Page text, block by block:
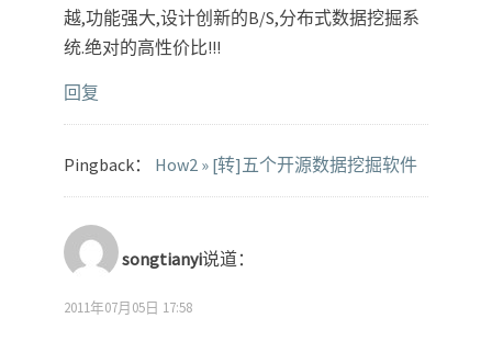
越,功能强大,设计创新的B/S,分布式数据挖掘系
统.绝对的高性价比!!!
回复
Pingback： How2 » [转]五个开源数据挖掘软件
songtianyi说道：
2011年07月05日 17:58